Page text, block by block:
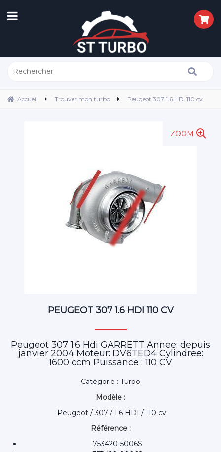
Accueil Trouver mon turbo Peugeot 307 1.6 HDI 110 cv
ZOOM
PEUGEOT 307 1.6 HDI 110 CV
Peugeot 307 1.6 Hdi GARRETT Annee: depuis
janvier 2004 Moteur: DV6TED4 Cylindree:
1600 ccm Puissance : 110 CV
Catégorie : Turbo
Modèle :
Peugeot / 307 / 1.6 HDI / 110 cv
Référence :
753420-5006S